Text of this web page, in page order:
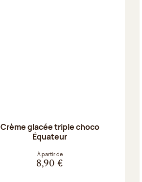
Crème glacée triple choco
Équateur
À partir de
8,90 €